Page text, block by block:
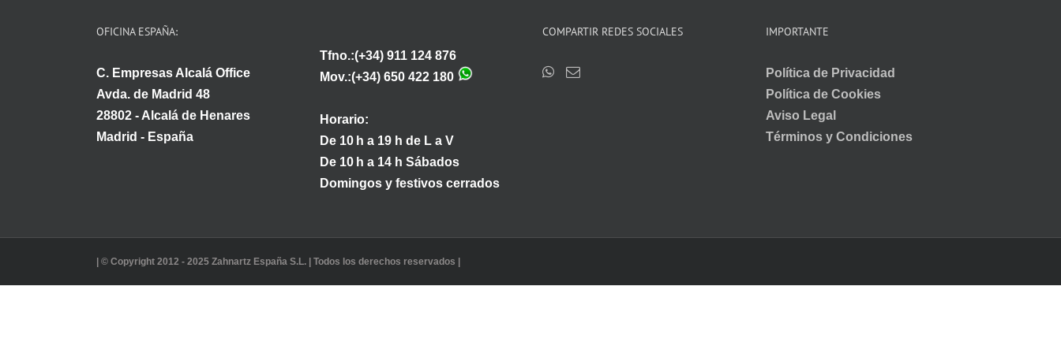
OFICINA ESPAÑA:
C. Empresas Alcalá Office
Avda. de Madrid 48
28802 - Alcalá de Henares
Madrid - España
Tfno.:(+34) 911 124 876
Mov.:(+34) 650 422 180
Horario:
De 10 h a 19 h de L a V
De 10 h a 14 h Sábados
Domingos y festivos cerrados
COMPARTIR REDES SOCIALES IMPORTANTE
Política de Privacidad
Política de Cookies
Aviso Legal
Términos y Condiciones
| © Copyright 2012 - 2025 Zahnartz España S.L. | Todos los derechos reservados |